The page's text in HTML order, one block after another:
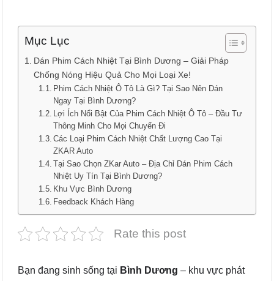
Mục Lục
Dán Phim Cách Nhiệt Tại Bình Dương – Giải Pháp
Chống Nóng Hiệu Quả Cho Mọi Loại Xe!
Phim Cách Nhiệt Ô Tô Là Gì? Tại Sao Nên Dán
Ngay Tại Bình Dương?
Lợi Ích Nổi Bật Của Phim Cách Nhiệt Ô Tô – Đầu Tư
Thông Minh Cho Mọi Chuyến Đi
Các Loại Phim Cách Nhiệt Chất Lượng Cao Tại
ZKAR Auto
Tại Sao Chọn ZKar Auto – Địa Chỉ Dán Phim Cách
Nhiệt Uy Tín Tại Bình Dương?
Khu Vực Bình Dương
Feedback Khách Hàng
Rate this post
Bạn đang sinh sống tại Bình Dương – khu vực phát